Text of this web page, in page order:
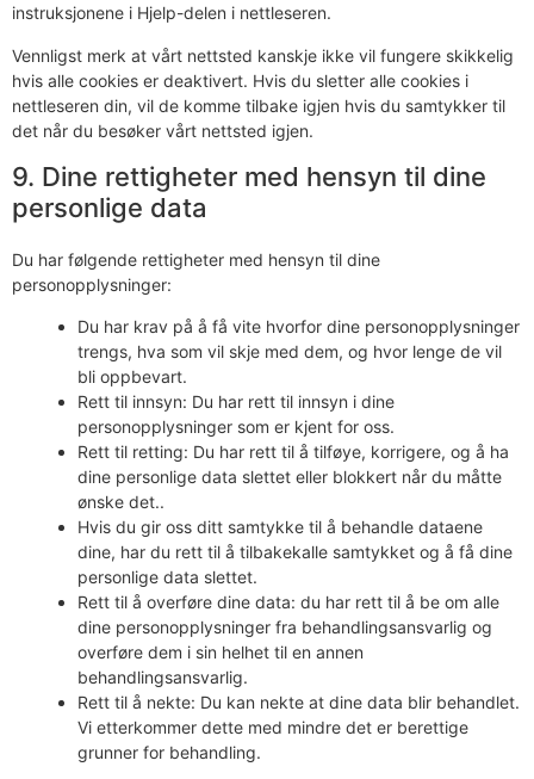
instruksjonene i Hjelp-delen i nettleseren.
Vennligst merk at vårt nettsted kanskje ikke vil fungere skikkelig
hvis alle cookies er deaktivert. Hvis du sletter alle cookies i
nettleseren din, vil de komme tilbake igjen hvis du samtykker til
det når du besøker vårt nettsted igjen.
9. Dine rettigheter med hensyn til dine
personlige data
Du har følgende rettigheter med hensyn til dine
personopplysninger:
Du har krav på å få vite hvorfor dine personopplysninger
trengs, hva som vil skje med dem, og hvor lenge de vil
bli oppbevart.
Rett til innsyn: Du har rett til innsyn i dine
personopplysninger som er kjent for oss.
Rett til retting: Du har rett til å tilføye, korrigere, og å ha
dine personlige data slettet eller blokkert når du måtte
ønske det..
Hvis du gir oss ditt samtykke til å behandle dataene
dine, har du rett til å tilbakekalle samtykket og å få dine
personlige data slettet.
Rett til å overføre dine data: du har rett til å be om alle
dine personopplysninger fra behandlingsansvarlig og
overføre dem i sin helhet til en annen
behandlingsansvarlig.
Rett til å nekte: Du kan nekte at dine data blir behandlet.
Vi etterkommer dette med mindre det er berettige
grunner for behandling.